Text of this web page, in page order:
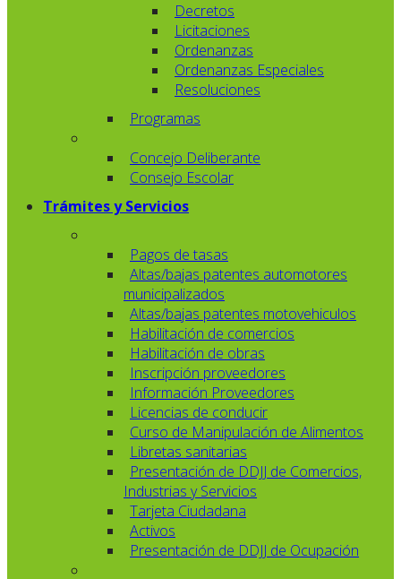
Decretos
Licitaciones
Ordenanzas
Ordenanzas Especiales
Resoluciones
Programas
Concejo Deliberante
Consejo Escolar
Trámites y Servicios
Pagos de tasas
Altas/bajas patentes automotores
municipalizados
Altas/bajas patentes motovehiculos
Habilitación de comercios
Habilitación de obras
Inscripción proveedores
Información Proveedores
Licencias de conducir
Curso de Manipulación de Alimentos
Libretas sanitarias
Presentación de DDJJ de Comercios,
Industrias y Servicios
Tarjeta Ciudadana
Activos
Presentación de DDJJ de Ocupación